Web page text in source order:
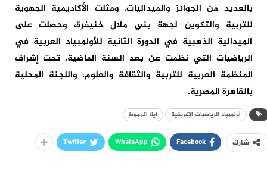
بالعديد من الجوائز والميداليات، ومثلت الأكاديمية الجهوية
للتربية والتكوين لجهة بني ملال خنيفرة، وحصلت على
الميدالية الذهبية في الدورة الثانية للأولمبياد العربية في
الرياضيات التي نظمت عن بعد السنة الماضية، تحت إشراف
المنظمة العربية للتربية والثقافة والعلوم، واللجنة المحلية
بالقاهرة المصرية.
أولمبياد الرياضيات الإفريقية اية اكرجوط
شارك Facebook
WhatsApp
Twitter